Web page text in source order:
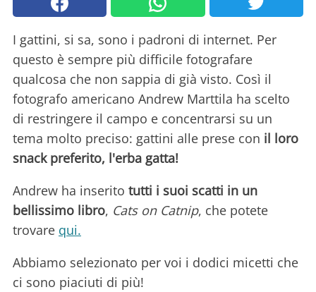
I gattini, si sa, sono i padroni di internet. Per
questo è sempre più difficile fotografare
qualcosa che non sappia di già visto. Così il
fotografo americano Andrew Marttila ha scelto
di restringere il campo e concentrarsi su un
tema molto preciso: gattini alle prese con il loro
snack preferito, l'erba gatta!
Andrew ha inserito tutti i suoi scatti in un
bellissimo libro, Cats on Catnip, che potete
trovare qui.
Abbiamo selezionato per voi i dodici micetti che
ci sono piaciuti di più!